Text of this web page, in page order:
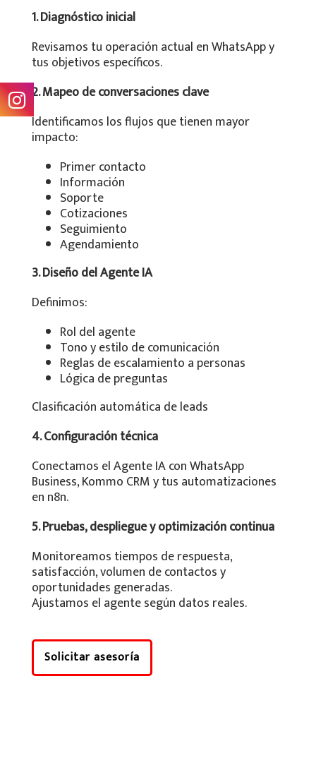
1. Diagnóstico inicial
Revisamos tu operación actual en WhatsApp y
tus objetivos específicos.
2. Mapeo de conversaciones clave
Identificamos los flujos que tienen mayor
impacto:
Primer contacto
Información
Soporte
Cotizaciones
Seguimiento
Agendamiento
3. Diseño del Agente IA
Definimos:
Rol del agente
Tono y estilo de comunicación
Reglas de escalamiento a personas
Lógica de preguntas
Clasificación automática de leads
4. Configuración técnica
Conectamos el Agente IA con WhatsApp
Business, Kommo CRM y tus automatizaciones
en n8n.
5. Pruebas, despliegue y optimización continua
Monitoreamos tiempos de respuesta,
satisfacción, volumen de contactos y
oportunidades generadas.
Ajustamos el agente según datos reales.
Solicitar asesoría